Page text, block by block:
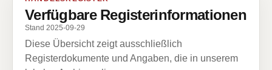
Verfügbare Registerinformationen
Stand 2025-09-29
Diese Übersicht zeigt ausschließlich
Registerdokumente und Angaben, die in unserem